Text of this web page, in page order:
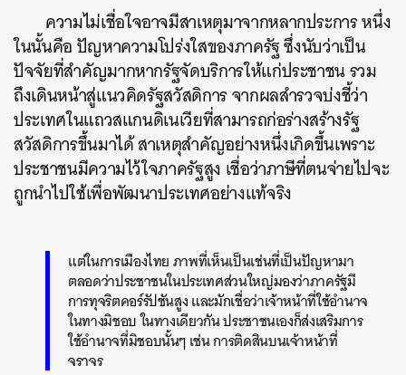
ความไม่เชื่อใจอาจมีสาเหตุมาจากหลากประการ หนึ่ง
ในนั้นคือ ปัญหาความโปร่งใสของภาครัฐ ซึ่งนับว่าเป็น
ปัจจัยที่สำคัญมากหากรัฐจัดบริการให้แก่ประชาชน รวม
ถึงเดินหน้าสู่แนวคิดรัฐสวัสดิการ จากผลสำรวจบ่งชี้ว่า
ประเทศในแถวสแกนดิเนเวียที่สามารถก่อร่างสร้างรัฐ
สวัสดิการขึ้นมาได้ สาเหตุสำคัญอย่างหนึ่งเกิดขึ้นเพราะ
ประชาชนมีความไว้ใจภาครัฐสูง เชื่อว่าภาษีที่ตนจ่ายไปจะ
ถูกนำไปใช้เพื่อพัฒนาประเทศอย่างแท้จริง
แต่ในการเมืองไทย ภาพที่เห็นเป็นเช่นที่เป็นปัญหามา
ตลอดว่าประชาชนในประเทศส่วนใหญ่มองว่าภาครัฐมี
การทุจริตคอร์รัปชันสูง และมักเชื่อว่าเจ้าหน้าที่ใช้อำนาจ
ในทางมิชอบ ในทางเดียวกัน ประชาชนเองก็ส่งเสริมการ
ใช้อำนาจที่มิชอบนั้นๆ เช่น การติดสินบนเจ้าหน้าที่
จราจร